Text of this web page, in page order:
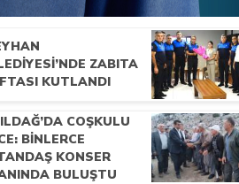
ZABITA
KUTLANDI
COŞKULU
BINLERCE
KONSER
BULUŞTU